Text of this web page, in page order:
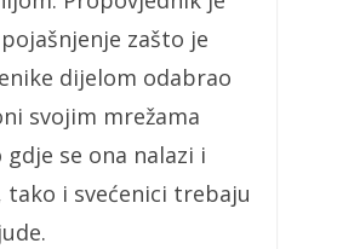
zašto je
dijelom odabrao
svojim mrežama
se ona nalazi i
tako i svećenici trebaju